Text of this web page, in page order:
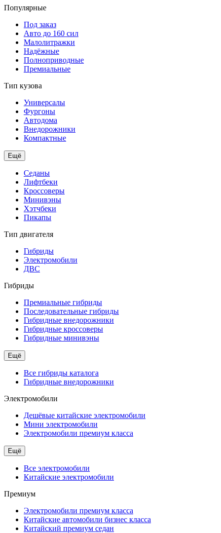
Популярные
Под заказ
Авто до 160 сил
Малолитражки
Надёжные
Полноприводные
Премиальные
Тип кузова
Универсалы
Фургоны
Автодома
Внедорожники
Компактные
Ещё
Седаны
Лифтбеки
Кроссоверы
Минивэны
Хэтчбеки
Пикапы
Тип двигателя
Гибриды
Электромобили
ДВС
Гибриды
Премиальные гибриды
Последовательные гибриды
Гибридные внедорожники
Гибридные кроссоверы
Гибридные минивэны
Ещё
Все гибриды каталога
Гибридные внедорожники
Электромобили
Дешёвые китайские электромобили
Мини электромобили
Электромобили премиум класса
Ещё
Все электромобили
Китайские электромобили
Премиум
Электромобили премиум класса
Китайские автомобили бизнес класса
Китайский премиум седан